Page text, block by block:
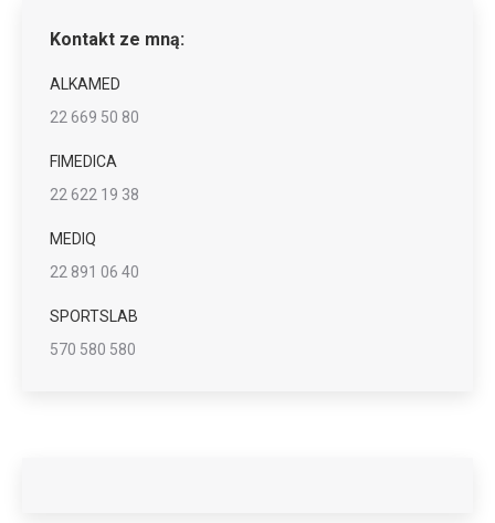
Kontakt ze mną:
ALKAMED
22 669 50 80
FIMEDICA
22 622 19 38
MEDIQ
22 891 06 40
SPORTSLAB
570 580 580